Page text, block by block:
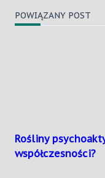
POWIĄZANY POST
Rośliny
współczesności?